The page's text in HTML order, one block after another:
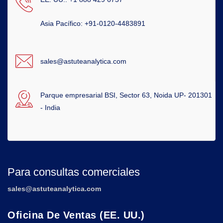
Asia Pacífico: +91-0120-4483891
sales@astuteanalytica.com
Parque empresarial BSI, Sector 63, Noida UP- 201301
- India
Para consultas comerciales
sales@astuteanalytica.com
Oficina De Ventas (EE. UU.)